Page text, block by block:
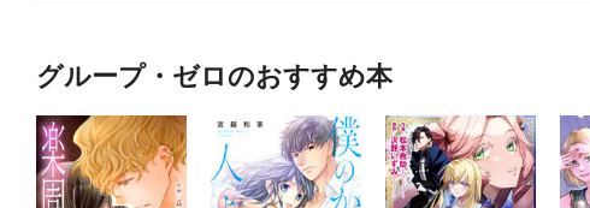
グループ・ゼロのおすすめ本